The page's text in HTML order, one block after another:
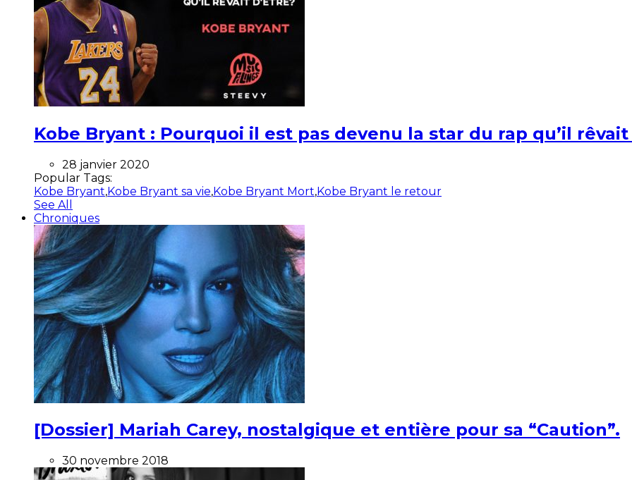
Kobe Bryant : Pourquoi il est pas devenu la star du rap qu’il rêvait
28 janvier 2020
Popular Tags:
Kobe Bryant,Kobe Bryant sa vie,Kobe Bryant Mort,Kobe Bryant le retour
See All
Chroniques
[Dossier] Mariah Carey, nostalgique et entière pour sa “Caution”.
30 novembre 2018